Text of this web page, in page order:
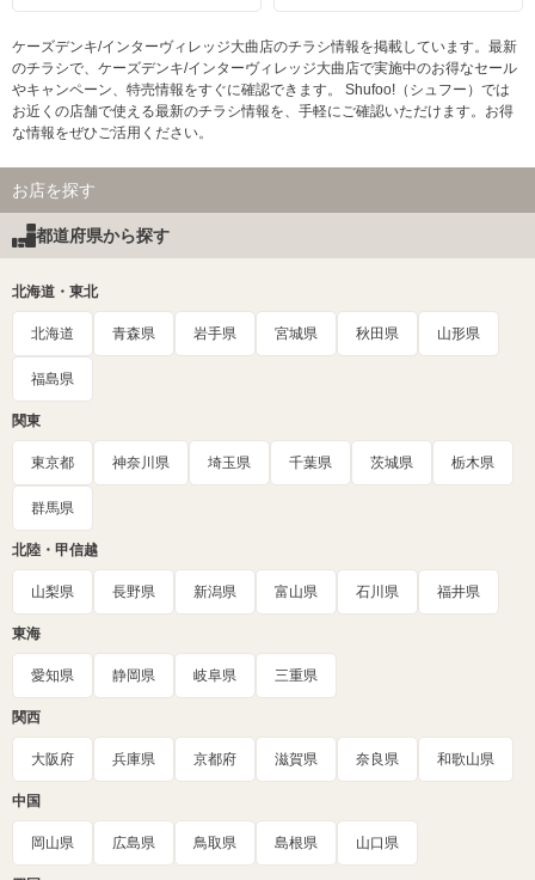
ケーズデンキ/インターヴィレッジ大曲店のチラシ情報を掲載しています。最新
のチラシで、ケーズデンキ/インターヴィレッジ大曲店で実施中のお得なセール
やキャンペーン、特売情報をすぐに確認できます。 Shufoo!（シュフー）では
お近くの店舗で使える最新のチラシ情報を、手軽にご確認いただけます。お得
な情報をぜひご活用ください。
お店を探す
都道府県から探す
北海道・東北
北海道 青森県 岩手県 宮城県 秋田県 山形県
福島県
関東
東京都 神奈川県 埼玉県 千葉県 茨城県 栃木県
群馬県
北陸・甲信越
山梨県 長野県 新潟県 富山県 石川県 福井県
東海
愛知県 静岡県 岐阜県 三重県
関西
大阪府 兵庫県 京都府 滋賀県 奈良県 和歌山県
中国
岡山県 広島県 鳥取県 島根県 山口県